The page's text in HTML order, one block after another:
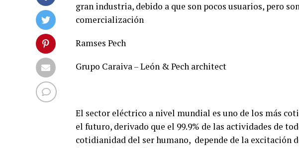
gran industria, debido a que son pocos usuarios, pero
comercialización
Ramses Pech
Grupo Caraiva – León & Pech architect
El sector eléctrico a nivel mundial es uno de los más
el futuro, derivado que el 99.9% de las actividades de
cotidianidad del ser humano, depende de la excitación